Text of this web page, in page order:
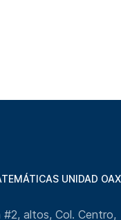
UNIDAD
altos, Col. Centro,